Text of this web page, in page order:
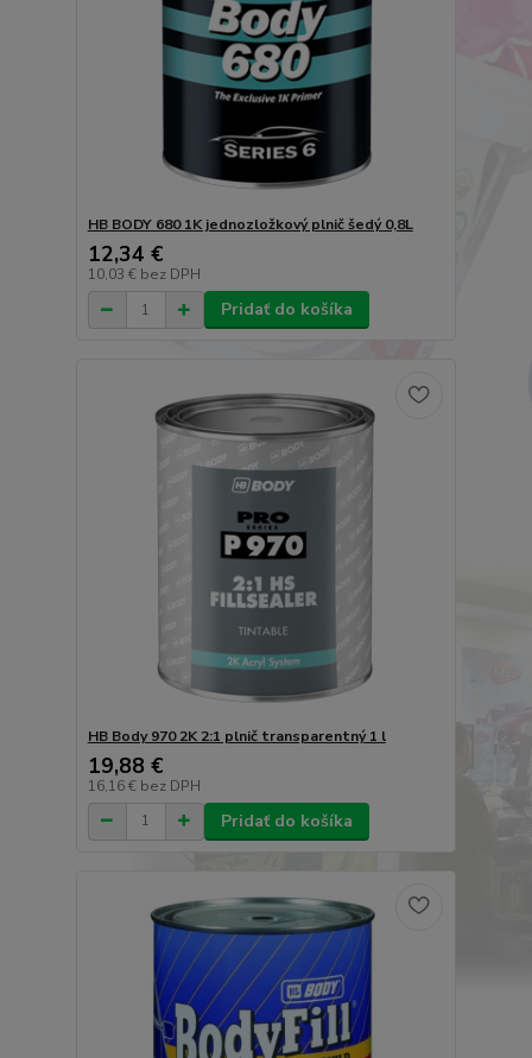
HB BODY 680 1K jednozložkový plnič šedý 0,8L
12,34 €
10,03 € bez DPH
Pridať do košíka
HB Body 970 2K 2:1 plnič transparentný 1 l
19,88 €
16,16 € bez DPH
Pridať do košíka